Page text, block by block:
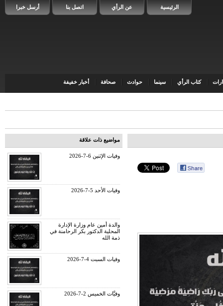
أرسل خبرا اتصل بنا عن الرأي الرئيسية
كتاب الرأي سينما حوادث صحافة أخبار خفيفة
مواضيع ذات علاقة
وفيات الإثنين 6-7-2026
وفيات الأحد 5-7-2026
والدة أمين عام وزارة الإدارة
المحلية الدكتور بكر الرحامنة في
ذمة الله
وفيات السبت 4-7-2026
وفيَّات الخميس 2-7-2026